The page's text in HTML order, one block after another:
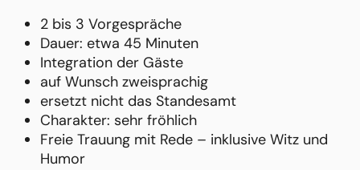
2 bis 3 Vorgespräche
Dauer: etwa 45 Minuten
Integration der Gäste
auf Wunsch zweisprachig
ersetzt nicht das Standesamt
Charakter: sehr fröhlich
Freie Trauung mit Rede – inklusive Witz und
Humor